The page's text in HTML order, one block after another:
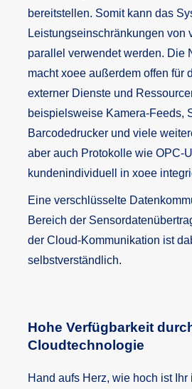
bereitstellen. Somit kann das
Leistungseinschränkungen von
parallel verwendet werden. Die
macht xoee außerdem offen für
externer Dienste und
beispielsweise Kamera-Feeds,
Barcodedrucker und viele
aber auch Protokolle wie OPC-
kundenindividuell in xoee
Eine verschlüsselte
Bereich der
der Cloud-Kommunikation ist
selbstverständlich.
Hohe Verfügbarkeit
Cloudtechnologie
Hand aufs Herz, wie hoch ist Ihr